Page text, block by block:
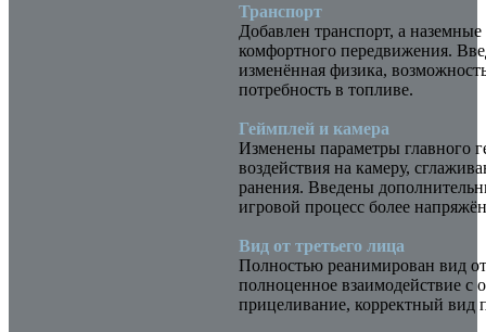
Транспорт
Добавлен транспорт, а
комфортного передвижения.
изменённая физика,
потребность в топливе.
Геймплей и камера
Изменены параметры главного
воздействия на камеру,
ранения. Введены
игровой процесс более
Вид от третьего лица
Полностью реанимирован вид
полноценное взаимодействие с
прицеливание, корректный вид